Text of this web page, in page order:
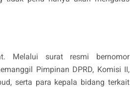
Melalui surat resmi bernomor
Pimpinan DPRD, Komisi II,
serta para kepala bidang terkait